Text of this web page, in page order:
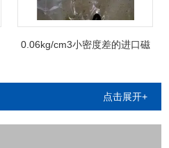
0.06kg/cm3小密度差的进口磁
点击展开+